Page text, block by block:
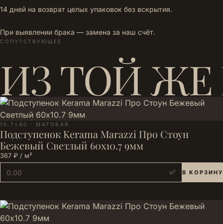
14 дней на возврат целых упаковок без вскрытия.
При выявлении брака — замена за наш счёт.
СОПУТСТВУЮЩЕЕ
ИЗ ТОЙ ЖЕ
10.7×60 · МАТОВАЯ
Подступенок Kerama Marazzi Про Стоун
Бежевый Светлый 60x10.7 9мм
367 ₽ / м²
м² В КОРЗИНУ